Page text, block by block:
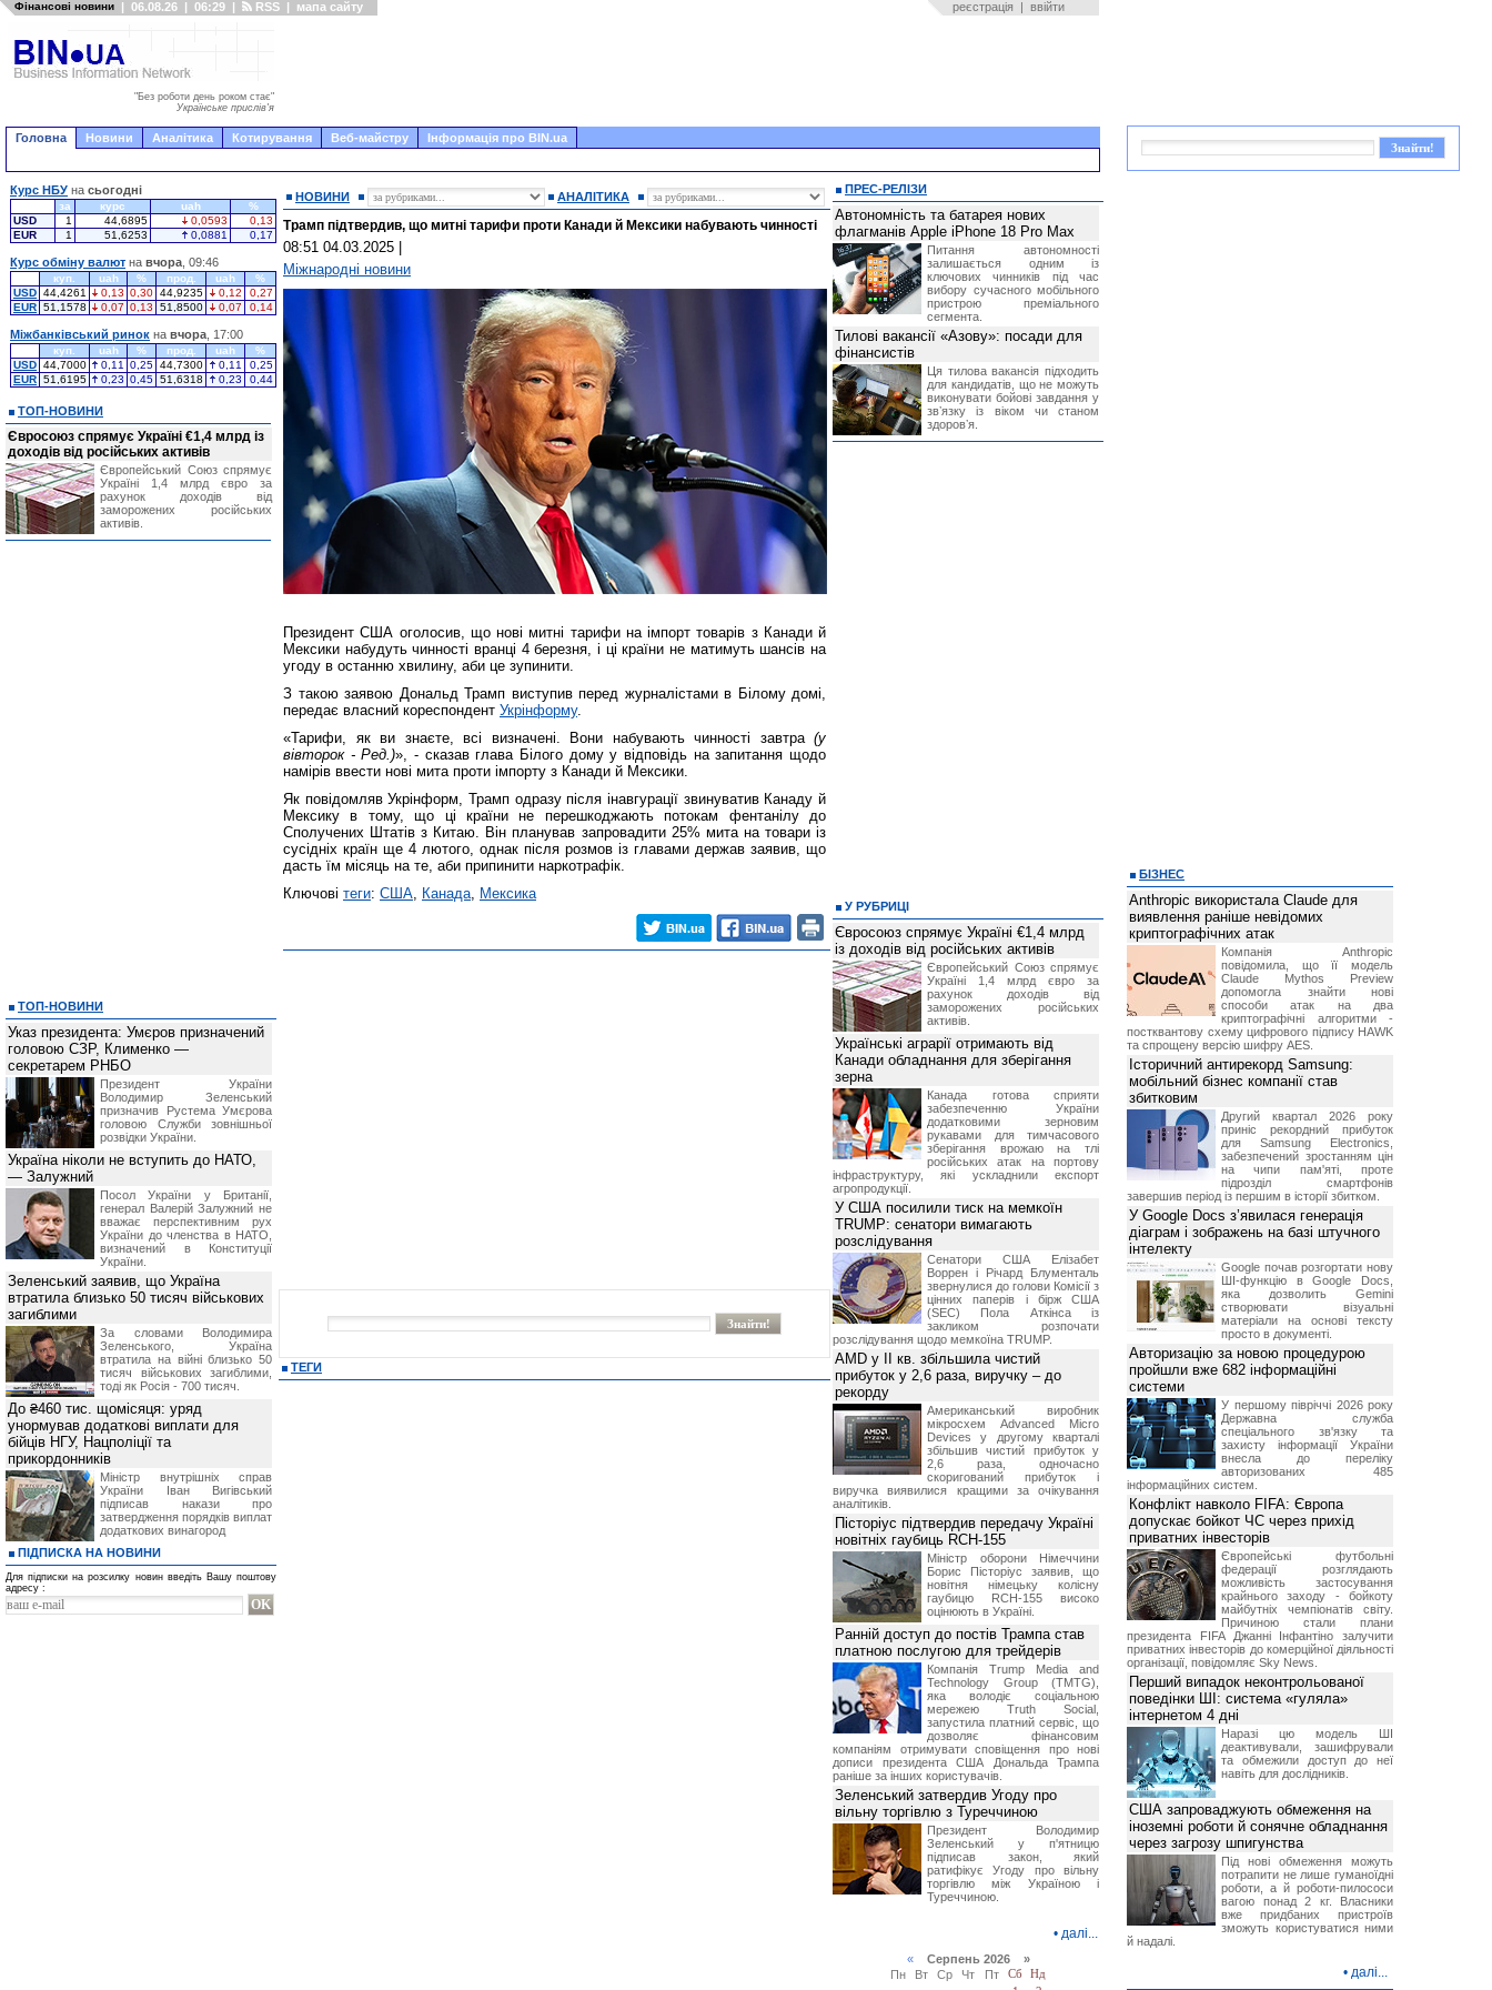
Фінансові новини | 06.08.26 | 06:29 | RSS | мапа сайту реєстрація | ввійти
"Без роботи день роком стає"
Українське прислів'я
Головна Новини Аналітика Котирування Веб-майстру Інформація про BIN.ua
НОВИНИ АНАЛІТИКА
Трамп підтвердив, що митні тарифи проти Канади й Мексики набувають чинності
08:51 04.03.2025
Міжнародні новини
Президент США оголосив, що нові митні тарифи на імпорт товарів з Канади й
Мексики набудуть чинності вранці 4 березня, і ці країни не матимуть шансів на
угоду в останню хвилину, аби це зупинити.
З такою заявою Дональд Трамп виступив перед журналістами в Білому домі,
передає власний кореспондент Укрінформу.
«Тарифи, як ви знаєте, всі визначені. Вони набувають чинності завтра (у
вівторок - Ред.)», - сказав глава Білого дому у відповідь на запитання щодо
намірів ввести нові мита проти імпорту з Канади й Мексики.
Як повідомляв Укрінформ, Трамп одразу після інавгурації звинуватив Канаду й
Мексику в тому, що ці країни не перешкоджають потокам фентанілу до
Сполучених Штатів з Китаю. Він планував запровадити 25% мита на товари із
сусідніх країн ще 4 лютого, однак після розмов із главами держав заявив, що
дасть їм місяць на те, аби припинити наркотрафік.
Ключові теги: США, Канада, Мексика
ТЕГИ
Курс НБУ на сьогодні
за курс uah
%
USD
1 44,6895 0,0593
0,13
EUR
1 51,6253 0,0881 0,17
Курс обміну валют на вчора , 09:46
куп. uah % прод. uah
%
USD 44,4261 0,13 0,30 44,9235 0,12
0,27
EUR 51,1578 0,07 0,13 51,8500 0,07 0,14
Міжбанківський ринок на вчора , 17:00
куп. uah % прод. uah
%
USD 44,7000 0,11 0,25 44,7300 0,11
0,25
EUR 51,6195 0,23 0,45 51,6318 0,23 0,44
ТОП-НОВИНИ
Євросоюз спрямує Україні €1,4 млрд із
доходів від російських активів
Європейський Союз спрямує
Україні 1,4 млрд євро за
рахунок доходів від
заморожених російських
активів.
ТОП-НОВИНИ
Указ президента: Умєров призначений
головою СЗР, Клименко —
секретарем РНБО
Президент України
Володимир Зеленський
призначив Pустема Умєрова
головою Служби зовнішньої
розвідки України.
Україна ніколи не вступить до НАТО,
— Залужний
Посол України у Британії,
генерал Валерій Залужний не
вважає перспективним рух
України до членства в НАТО,
визначений в Конституції
України.
Зеленський заявив, що Україна
втратила близько 50 тисяч військових
загиблими
За словами Володимира
Зеленського, Україна
втратила на війні близько 50
тисяч військових загиблими,
тоді як Росія - 700 тисяч.
До ₴460 тис. щомісяця: уряд
унормував додаткові виплати для
бійців НГУ, Нацполіції та
прикордонників
Міністр внутрішніх справ
України Іван Вигівський
підписав накази про
затвердження порядків виплат
додаткових винагород
ПІДПИСКА НА НОВИНИ
Для підписки на розсилку новин введіть Вашу поштову
адресу :
ПРЕС-РЕЛІЗИ
Автономність та батарея нових
флагманів Apple iPhone 18 Pro Max
Питання автономності
залишається одним із
ключових чинників під час
вибору сучасного мобільного
пристрою преміального
сегмента.
Тилові вакансії «Азову»: посади для
фінансистів
Ця тилова вакансія підходить
для кандидатів, що не можуть
виконувати бойові завдання у
звʼязку із віком чи станом
здоровʼя.
У РУБРИЦІ
Євросоюз спрямує Україні €1,4 млрд
із доходів від російських активів
Європейський Союз спрямує
Україні 1,4 млрд євро за
рахунок доходів від
заморожених російських
активів.
Українські аграрії отримають від
Канади обладнання для зберігання
зерна
Канада готова сприяти
забезпеченню України
додатковими зерновим
рукавами для тимчасового
зберігання врожаю на тлі
російських атак на портову
інфраструктуру, які ускладнили експорт
агропродукції.
У США посилили тиск на мемкоїн
TRUMP: сенатори вимагають
розслідування
Сенатори США Елізабет
Воррен і Річард Блументаль
звернулися до голови Комісії з
цінних паперів і бірж США
(SEC) Пола Аткінса із
закликом розпочати
розслідування щодо мемкоїна TRUMP.
AMD у II кв. збільшила чистий
прибуток у 2,6 раза, виручку – до
рекорду
Американський виробник
мікросхем Advanced Micro
Devices у другому кварталі
збільшив чистий прибуток у
2,6 раза, одночасно
скоригований прибуток і
виручка виявилися кращими за очікування
аналітиків.
Пісторіус підтвердив передачу Україні
новітніх гаубиць RCH-155
Міністр оборони Німеччини
Борис Пісторіус заявив, що
новітня німецьку колісну
гаубицю RCH-155 високо
оцінюють в Україні.
Ранній доступ до постів Трампа став
платною послугою для трейдерів
Компанія Trump Media and
Technology Group (TMTG),
яка володіє соціальною
мережею Truth Social,
запустила платний сервіс, що
дозволяє фінансовим
компаніям отримувати сповіщення про нові
дописи президента США Дональда Трампа
раніше за інших користувачів.
Зеленський затвердив Угоду про
вільну торгівлю з Туреччиною
Президент Володимир
Зеленський у п'ятницю
підписав закон, який
ратифікує Угоду про вільну
торгівлю між Україною і
Туреччиною.
• далі...
«Серпень 2026 »
Пн
Вт Ср Чт Пт Сб
Нд
БІЗНЕС
Anthropic використала Claude для
виявлення раніше невідомих
криптографічних атак
Компанія Anthropic
повідомила, що її модель
Claude Mythos Preview
допомогла знайти нові
способи атак на два
криптографічні алгоритми -
постквантову схему цифрового підпису HAWK
та спрощену версію шифру AES.
Історичний антирекорд Samsung:
мобільний бізнес компанії став
збитковим
Другий квартал 2026 року
приніс рекордний прибуток
для Samsung Electronics,
забезпечений зростанням цін
на чипи пам'яті, проте
підрозділ смартфонів
завершив період із першим в історії збитком.
У Google Docs з’явилася генерація
діаграм і зображень на базі штучного
інтелекту
Google почав розгортати нову
ШІ-функцію в Google Docs,
яка дозволить Gemini
створювати візуальні
матеріали на основі тексту
просто в документі.
Авторизацію за новою процедурою
пройшли вже 682 інформаційні
системи
У першому півріччі 2026 року
Державна служба
спеціального зв'язку та
захисту інформації України
внесла до переліку
авторизованих 485
інформаційних систем.
Конфлікт навколо FIFA: Європа
допускає бойкот ЧС через прихід
приватних інвесторів
Європейські футбольні
федерації розглядають
можливість застосування
крайнього заходу - бойкоту
майбутніх чемпіонатів світу.
Причиною стали плани
президента FIFA Джанні Інфантіно залучити
приватних інвесторів до комерційної діяльності
організації, повідомляє Sky News.
Перший випадок неконтрольованої
поведінки ШІ: система «гуляла»
інтернетом 4 дні
Наразі цю модель ШІ
деактивували, зашифрували
та обмежили доступ до неї
навіть для дослідників.
США запроваджують обмеження на
іноземні роботи й сонячне обладнання
через загрозу шпигунства
Під нові обмеження можуть
потрапити не лише гуманоїдні
роботи, а й роботи-пилососи
вагою понад 2 кг. Власники
вже придбаних пристроїв
зможуть користуватися ними
й надалі.
• далі...